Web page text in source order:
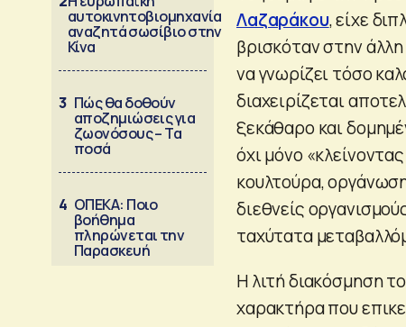
αυτοκινητοβιομηχανία
αναζητά σωσίβιο στην
Κίνα
3 Πώς θα δοθούν
αποζημιώσεις για
ζωονόσους – Τα
ποσά
4 ΟΠΕΚΑ: Ποιο
βοήθημα
πληρώνεται την
Παρασκευή
Λαζαράκου, είχε
βρισκόταν στην
να γνωρίζει τόσο
διαχειρίζεται
ξεκάθαρο και
όχι μόνο
κουλτούρα,
διεθνείς
ταχύτατα
Η λιτή διακόσμηση
χαρακτήρα που